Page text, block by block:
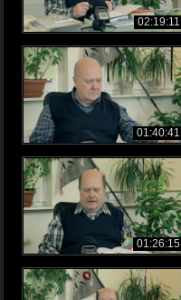
02:19:11
01:40:41
01:26:15